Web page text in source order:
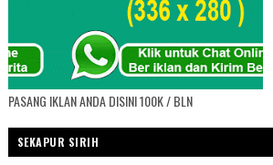
PASANG IKLAN ANDA DISINI 100K / BLN
SEKAPUR SIRIH